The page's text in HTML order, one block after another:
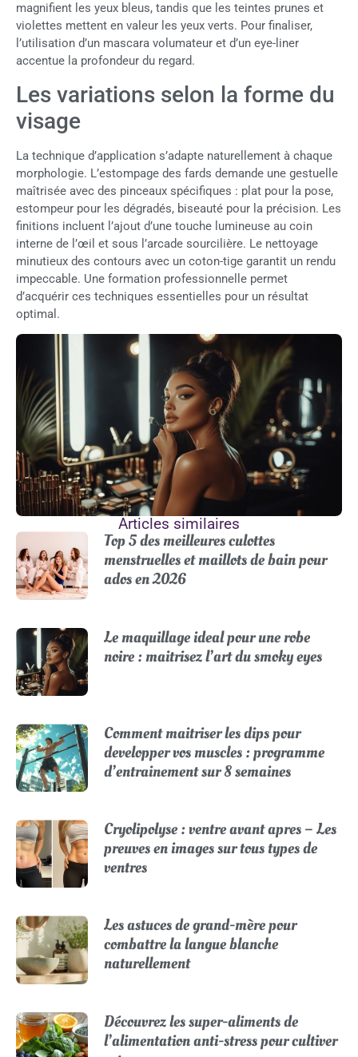
magnifient les yeux bleus, tandis que les teintes prunes et
violettes mettent en valeur les yeux verts. Pour finaliser,
l’utilisation d’un mascara volumateur et d’un eye-liner
accentue la profondeur du regard.
Les variations selon la forme du
visage
La technique d’application s’adapte naturellement à chaque
morphologie. L’estompage des fards demande une gestuelle
maîtrisée avec des pinceaux spécifiques : plat pour la pose,
estompeur pour les dégradés, biseauté pour la précision. Les
finitions incluent l’ajout d’une touche lumineuse au coin
interne de l’œil et sous l’arcade sourcilière. Le nettoyage
minutieux des contours avec un coton-tige garantit un rendu
impeccable. Une formation professionnelle permet
d’acquérir ces techniques essentielles pour un résultat
optimal.
Articles similaires
Top 5 des meilleures culottes
menstruelles et maillots de bain pour
ados en 2026
Le maquillage ideal pour une robe
noire : maitrisez l’art du smoky eyes
Comment maitriser les dips pour
developper vos muscles : programme
d’entrainement sur 8 semaines
Cryolipolyse : ventre avant apres – Les
preuves en images sur tous types de
ventres
Les astuces de grand-mère pour
combattre la langue blanche
naturellement
Découvrez les super-aliments de
l’alimentation anti-stress pour cultiver